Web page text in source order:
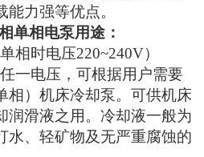
力强等优点。
单相电泵用途：
相时电压220~240V）
一电压，可根据用户需要
相）机床冷却泵。可供机床
润滑液之用。冷却液一般为
水、轻矿物及无严重腐蚀的